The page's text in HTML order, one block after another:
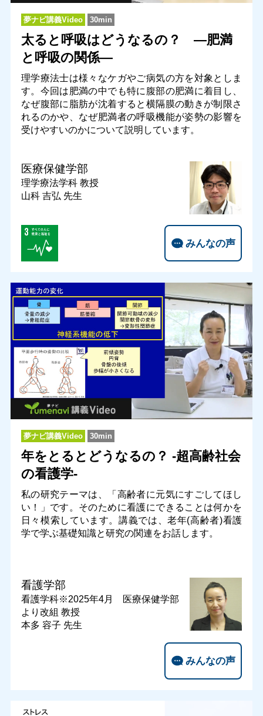
夢ナビ講義Video 30min
太ると呼吸はどうなるの？ ―肥満
と呼吸の関係―
理学療法士は様々なケガやご病気の方を対象としま
す。今回は肥満の中でも特に腹部の肥満に着目し、
なぜ腹部に脂肪が沈着すると横隔膜の動きが制限さ
れるのかや、なぜ肥満者の呼吸機能が姿勢の影響を
受けやすいのかについて説明しています。
医療保健学部
理学療法学科 教授
山科 吉弘 先生
みんなの声
夢ナビ講義Video 30min
年をとるとどうなるの？ -超高齢社会
の看護学-
私の研究テーマは、「高齢者に元気にすごしてほし
い！」です。そのために看護にできることは何かを
日々模索しています。講義では、老年(高齢者)看護
学で学ぶ基礎知識と研究の関連をお話します。
看護学部
看護学科※2025年4月 医療保健学部
より改組 教授
本多 容子 先生
みんなの声